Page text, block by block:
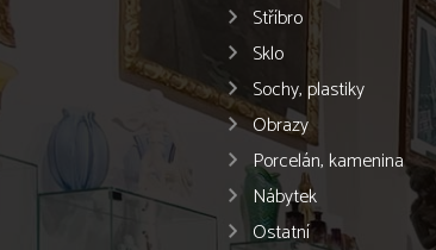
Stříbro
Sklo
Sochy, plastiky
Obrazy
Porcelán, kamenina
Nábytek
Ostatní